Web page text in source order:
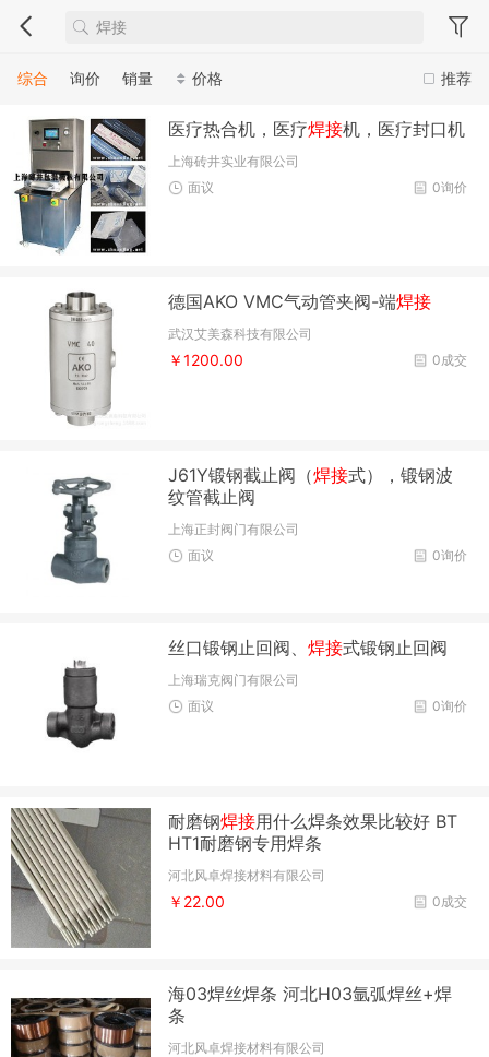
推荐
综合 询价 销量 价格
医疗热合机，医疗焊接机，医疗封口机
上海砖井实业有限公司
0询价
面议
德国AKO VMC气动管夹阀-端焊接
武汉艾美森科技有限公司
0成交
￥1200.00
J61Y锻钢截止阀（焊接式），锻钢波
纹管截止阀
上海正封阀门有限公司
0询价
面议
丝口锻钢止回阀、焊接式锻钢止回阀
上海瑞克阀门有限公司
0询价
面议
耐磨钢焊接用什么焊条效果比较好 BT
HT1耐磨钢专用焊条
河北风卓焊接材料有限公司
0成交
￥22.00
海03焊丝焊条 河北H03氩弧焊丝+焊
条
河北风卓焊接材料有限公司